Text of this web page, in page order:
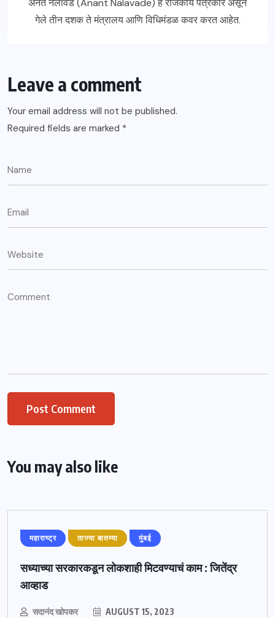
अनंत नलावडे (Anant Nalavade) हे राजकीय पत्रकार असून
गेले तीन दशक ते मंत्रालय आणि विधिमंडळ कवर करत आहेत.
Leave a comment
Your email address will not be published.
Required fields are marked *
You may also like
महाराष्ट्र ताज्या बातम्या मुंबई
सध्याच्या सरकारकडून लोकशाही मिटवण्याचं काम : जितेंद्र
आव्हाड
सदानंद खोपकर AUGUST 15, 2023